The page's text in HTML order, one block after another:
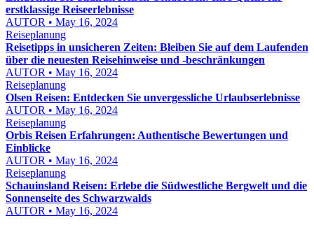
erstklassige Reiseerlebnisse
AUTOR • May 16, 2024
Reiseplanung
Reisetipps in unsicheren Zeiten: Bleiben Sie auf dem Laufenden
über die neuesten Reisehinweise und -beschränkungen
AUTOR • May 16, 2024
Reiseplanung
Olsen Reisen: Entdecken Sie unvergessliche Urlaubserlebnisse
AUTOR • May 16, 2024
Reiseplanung
Orbis Reisen Erfahrungen: Authentische Bewertungen und
Einblicke
AUTOR • May 16, 2024
Reiseplanung
Schauinsland Reisen: Erlebe die Südwestliche Bergwelt und die
Sonnenseite des Schwarzwalds
AUTOR • May 16, 2024